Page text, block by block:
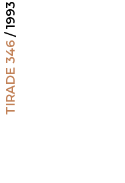
TIRADE 346
/ 1993